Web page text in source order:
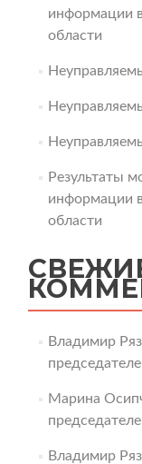
информации
области
Результаты
информации
области
Владимир
Марина
Владимир